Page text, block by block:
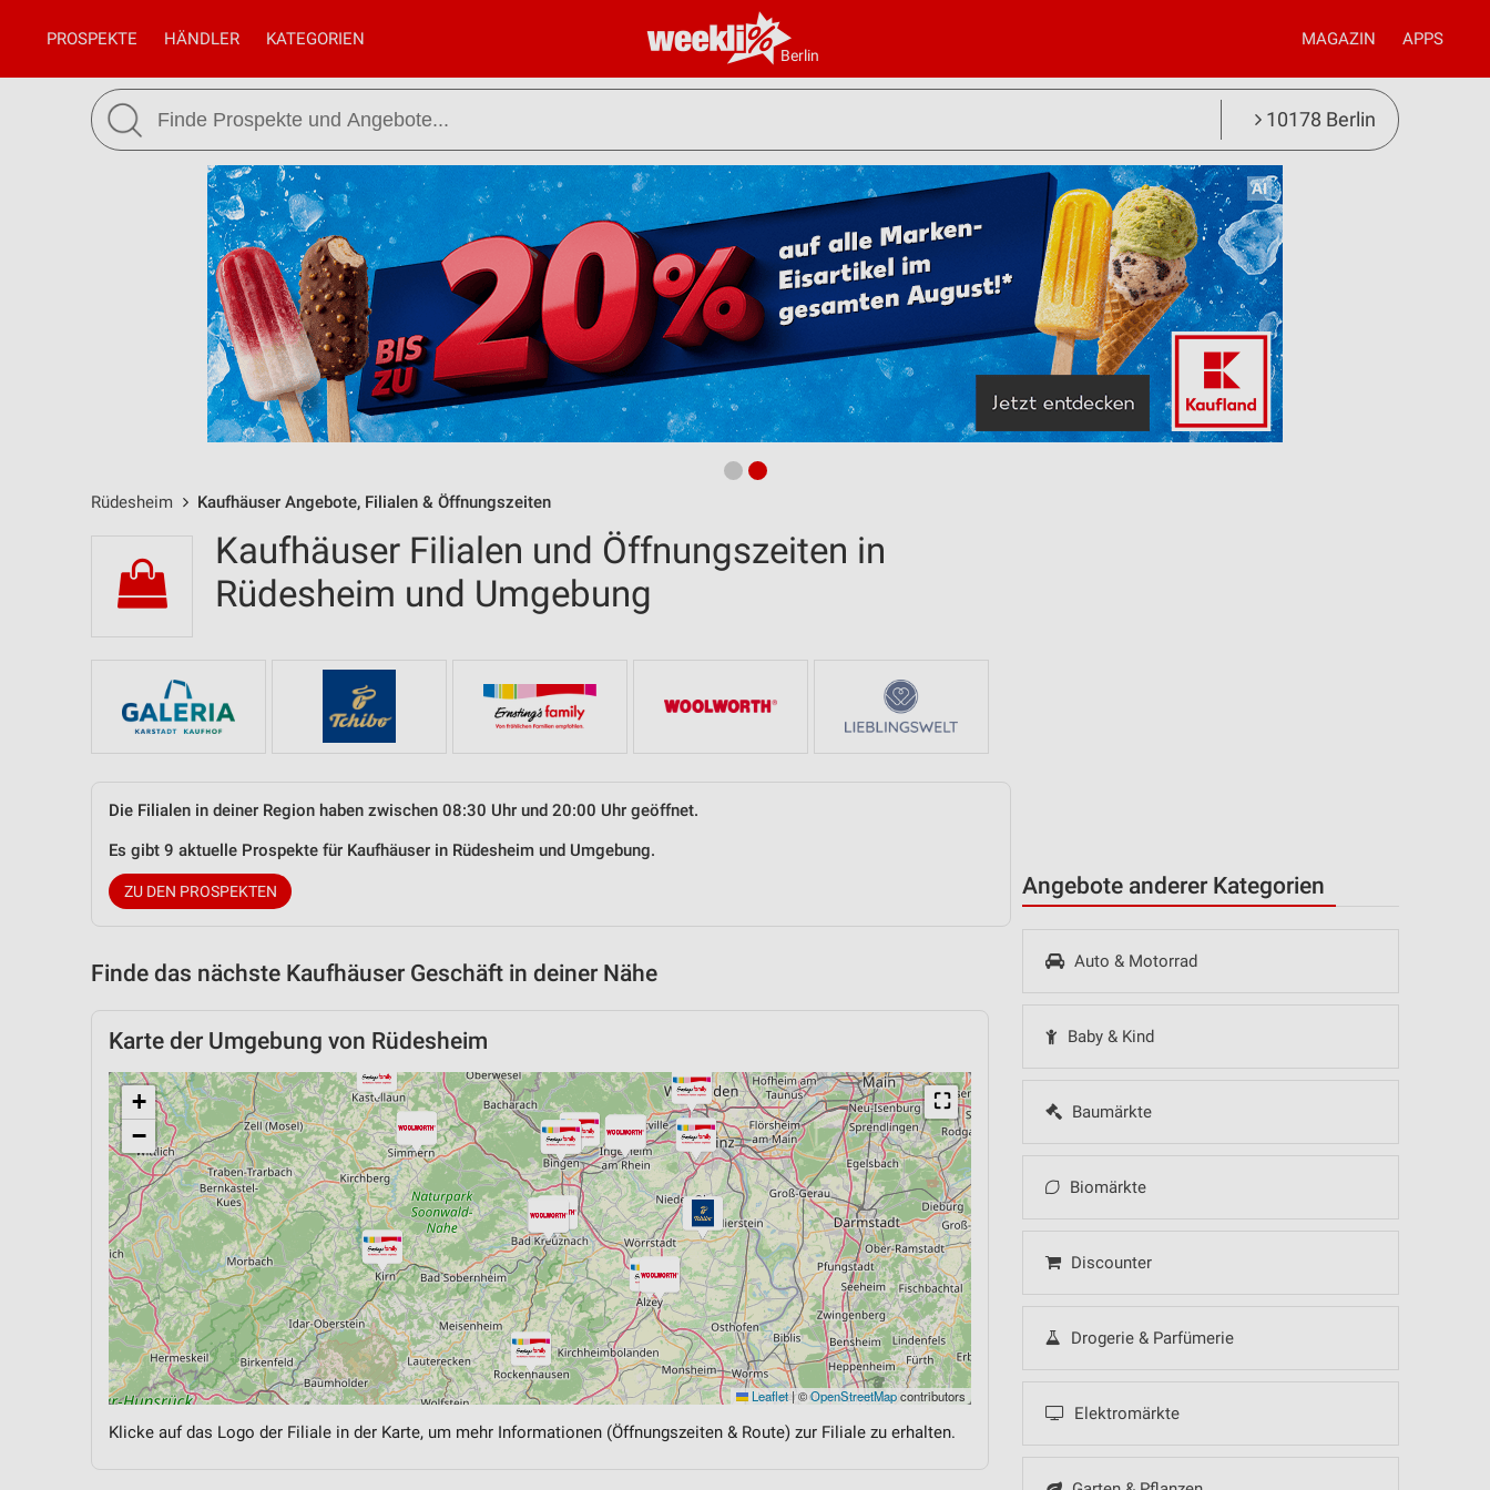
Berlin
PROSPEKTE HÄNDLER KATEGORIEN MAGAZIN APPS
10178 Berlin
Rüdesheim Kaufhäuser Angebote, Filialen & Öffnungszeiten
Angebote anderer Kategorien
Auto & Motorrad
Baby & Kind
Baumärkte
Biomärkte
Discounter
Drogerie & Parfümerie
Elektromärkte
Kaufhäuser Filialen und Öffnungszeiten in
Rüdesheim und Umgebung
Die Filialen in deiner Region haben zwischen 08:30 Uhr und 20:00 Uhr geöffnet.
Es gibt 9 aktuelle Prospekte für Kaufhäuser in Rüdesheim und Umgebung.
ZU DEN PROSPEKTEN
Finde das nächste Kaufhäuser Geschäft in deiner Nähe
Karte der Umgebung von Rüdesheim
⛶
+
−
Leaflet|©OpenStreetMapcontributors
Klicke auf das Logo der Filiale in der Karte, um mehr Informationen (Öffnungszeiten & Route) zur Filiale zu erhalten.